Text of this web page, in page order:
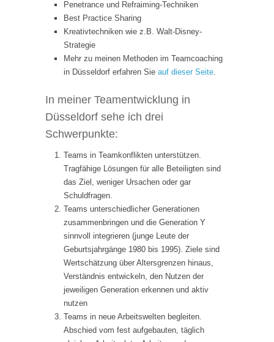
Penetrance und Refraiming-Techniken
Best Practice Sharing
Kreativtechniken wie z.B. Walt-Disney-
Strategie
Mehr zu meinen Methoden im Teamcoaching
in Düsseldorf erfahren Sie auf dieser Seite.
In meiner Teamentwicklung in
Düsseldorf sehe ich drei
Schwerpunkte:
Teams in Teamkonflikten unterstützen.
Tragfähige Lösungen für alle Beteiligten sind
das Ziel, weniger Ursachen oder gar
Schuldfragen.
Teams unterschiedlicher Generationen
zusammenbringen und die Generation Y
sinnvoll integrieren (junge Leute der
Geburtsjahrgänge 1980 bis 1995). Ziele sind
Wertschätzung über Altersgrenzen hinaus,
Verständnis entwickeln, den Nutzen der
jeweiligen Generation erkennen und aktiv
nutzen
Teams in neue Arbeitswelten begleiten.
Abschied vom fest aufgebauten, täglich